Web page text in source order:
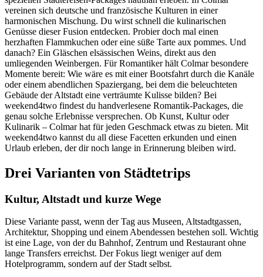
vereinen sich deutsche und französische Kulturen in einer
harmonischen Mischung. Du wirst schnell die kulinarischen
Genüsse dieser Fusion entdecken. Probier doch mal einen
herzhaften Flammkuchen oder eine süße Tarte aux pommes. Und
danach? Ein Gläschen elsässischen Weins, direkt aus den
umliegenden Weinbergen. Für Romantiker hält Colmar besondere
Momente bereit: Wie wäre es mit einer Bootsfahrt durch die Kanäle
oder einem abendlichen Spaziergang, bei dem die beleuchteten
Gebäude der Altstadt eine verträumte Kulisse bilden? Bei
weekend4two findest du handverlesene Romantik-Packages, die
genau solche Erlebnisse versprechen. Ob Kunst, Kultur oder
Kulinarik – Colmar hat für jeden Geschmack etwas zu bieten. Mit
weekend4two kannst du all diese Facetten erkunden und einen
Urlaub erleben, der dir noch lange in Erinnerung bleiben wird.
Drei Varianten von Städtetrips
Kultur, Altstadt und kurze Wege
Diese Variante passt, wenn der Tag aus Museen, Altstadtgassen,
Architektur, Shopping und einem Abendessen bestehen soll. Wichtig
ist eine Lage, von der du Bahnhof, Zentrum und Restaurant ohne
lange Transfers erreichst. Der Fokus liegt weniger auf dem
Hotelprogramm, sondern auf der Stadt selbst.